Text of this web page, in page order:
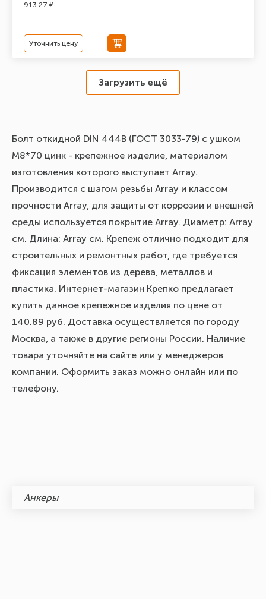
913.27 ₽
Уточнить цену
Загрузить ещё
Болт откидной DIN 444В (ГОСТ 3033-79) с ушком
М8*70 цинк - крепежное изделие, материалом
изготовления которого выступает Array.
Производится с шагом резьбы Array и классом
прочности Array, для защиты от коррозии и внешней
среды используется покрытие Array. Диаметр: Array
см. Длина: Array см. Крепеж отлично подходит для
строительных и ремонтных работ, где требуется
фиксация элементов из дерева, металлов и
пластика. Интернет-магазин Крепко предлагает
купить данное крепежное изделия по цене от
140.89 руб. Доставка осуществляется по городу
Москва, а также в другие регионы России. Наличие
товара уточняйте на сайте или у менеджеров
компании. Оформить заказ можно онлайн или по
телефону.
Анкеры